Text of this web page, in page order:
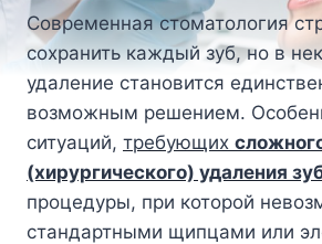
Современная стоматология
сохранить каждый зуб, но в
удаление становится
возможным решением.
ситуаций, требующих
(хирургического) удаления
процедуры, при которой
стандартными щипцами или